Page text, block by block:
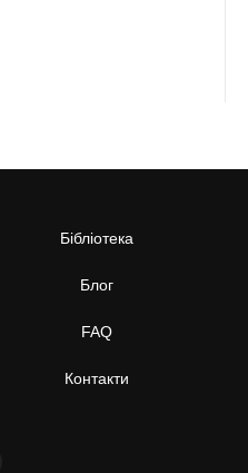
Бібліотека
Блог
FAQ
Контакти